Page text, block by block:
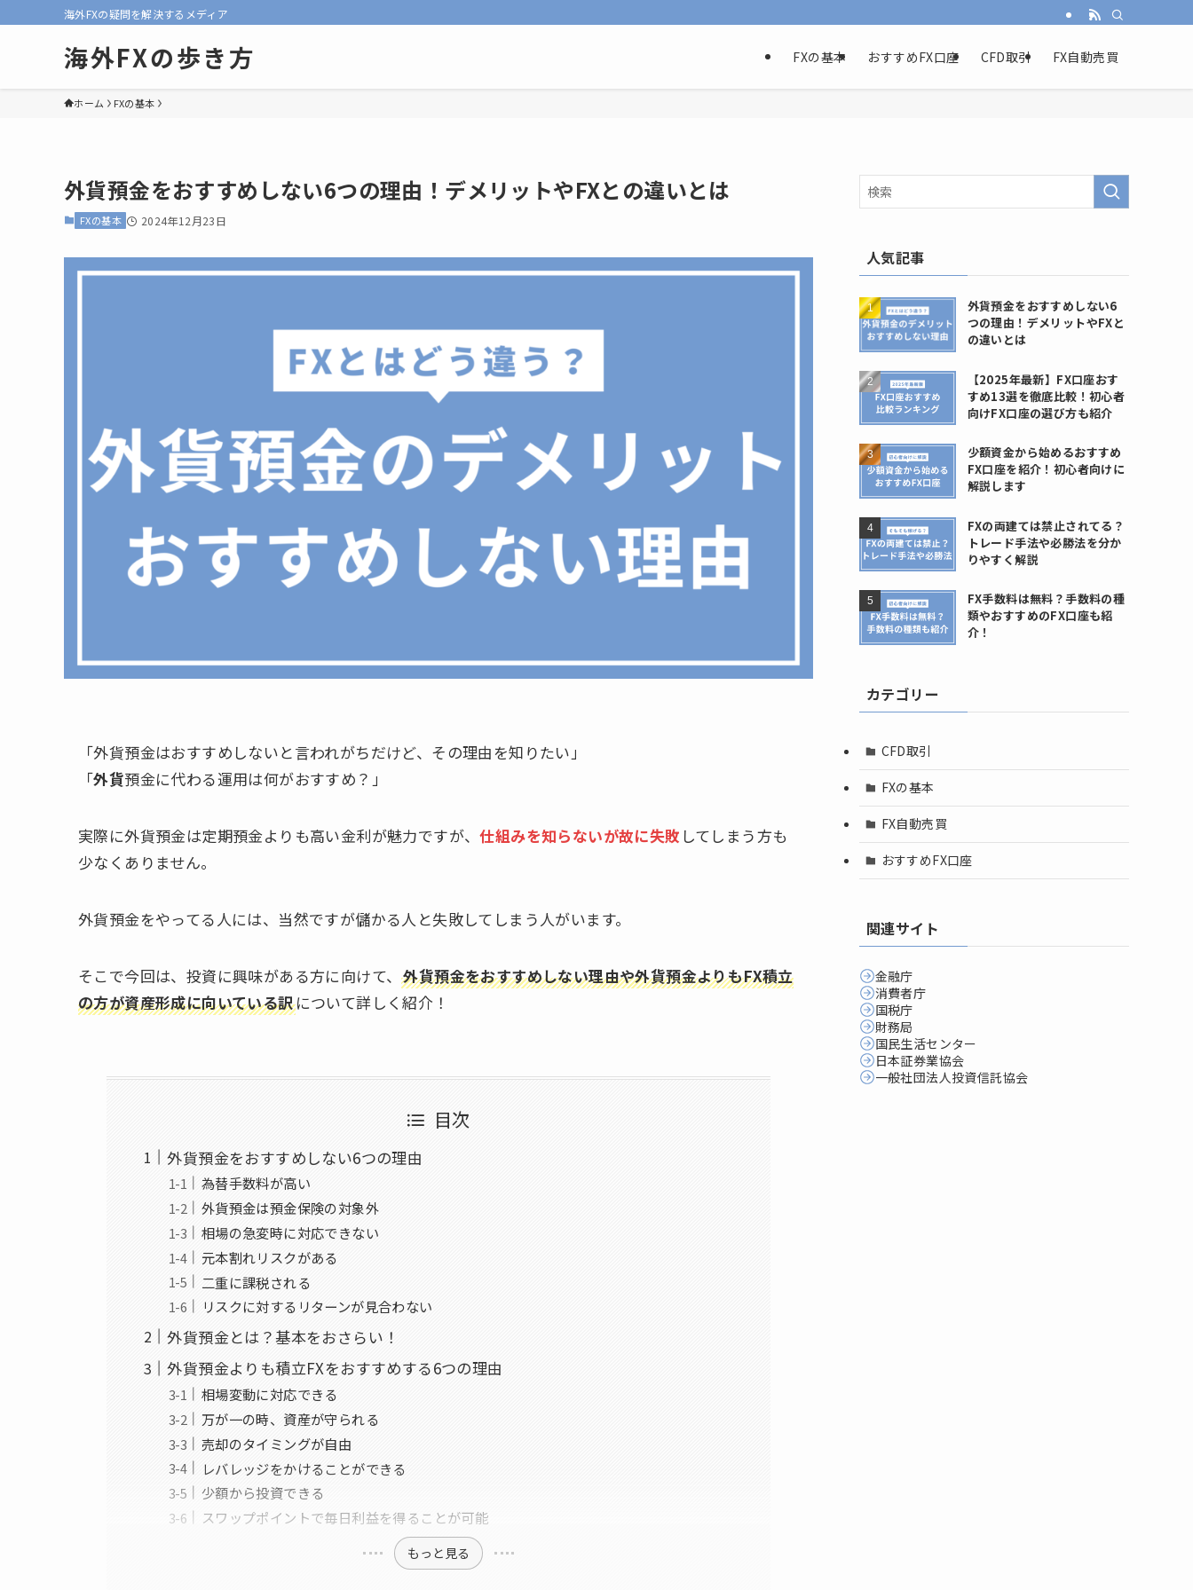
海外FXの疑問を解決するメディア
海外FXの歩き方 FXの基本 おすすめFX口座 CFD取引 FX自動売買
ホーム FXの基本
外貨預金をおすすめしない6つの理由！デメリットやFXとの違いとは
FXの基本 2024年12月23日
「外貨預金はおすすめしないと言われがちだけど、その理由を知りたい」
「外貨預金に代わる運用は何がおすすめ？」
実際に外貨預金は定期預金よりも高い金利が魅力ですが、仕組みを知らないが故に失敗 してしまう方も
少なくありません。
外貨預金をやってる人には、当然ですが儲かる人と失敗してしまう人がいます。
そこで今回は、投資に興味がある方に向けて、外貨預金をおすすめしない理由や外貨預金よりもFX積立
の方が資産形成に向いている訳について詳しく紹介！
目次
外貨預金をおすすめしない6つの理由
為替手数料が高い
外貨預金は預金保険の対象外
相場の急変時に対応できない
元本割れリスクがある
二重に課税される
リスクに対するリターンが見合わない
外貨預金とは？基本をおさらい！
外貨預金よりも積立FXをおすすめする6つの理由
相場変動に対応できる
万が一の時、資産が守られる
売却のタイミングが自由
レバレッジをかけることができる
少額から投資できる
スワップポイントで毎日利益を得ることが可能
もっと見る
人気記事
外貨預金をおすすめしない6
つの理由！デメリットやFXと
の違いとは
【2025年最新】FX口座おす
すめ13選を徹底比較！初心者
向けFX口座の選び方も紹介
少額資金から始めるおすすめ
FX口座を紹介！初心者向けに
解説します
FXの両建ては禁止されてる？
トレード手法や必勝法を分か
りやすく解説
FX手数料は無料？手数料の種
類やおすすめのFX口座も紹
介！
カテゴリー
CFD取引
FXの基本
FX自動売買
おすすめFX口座
関連サイト
金融庁
消費者庁
国税庁
財務局
国民生活センター
日本証券業協会
一般社団法人投資信託協会